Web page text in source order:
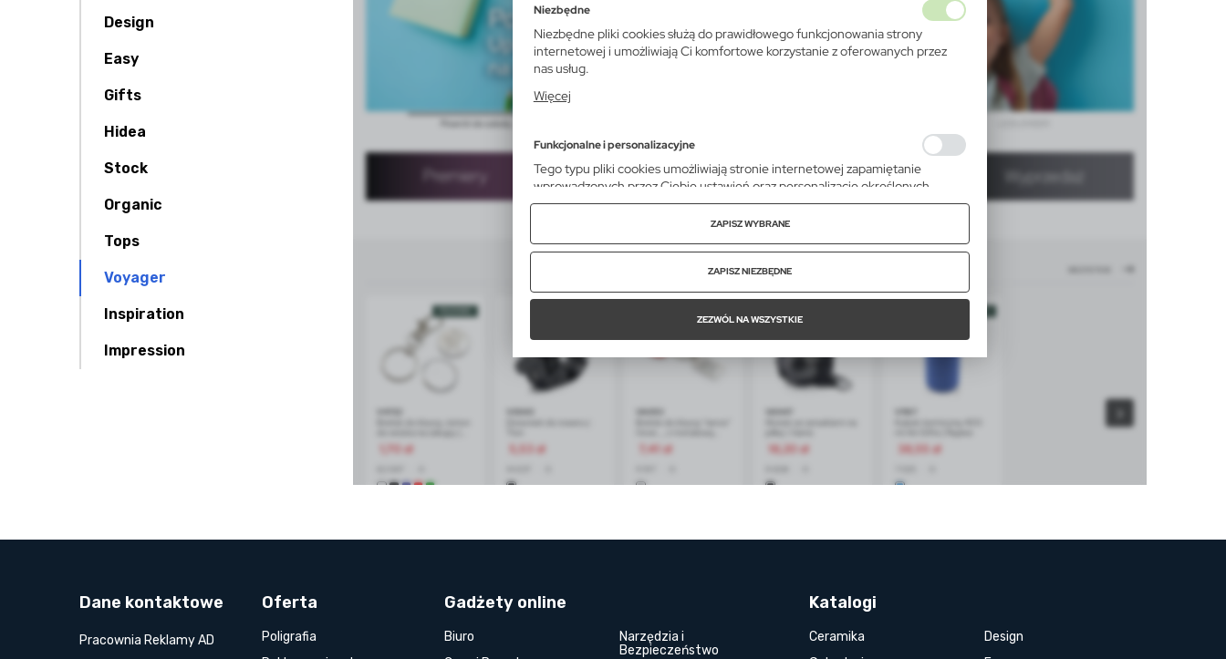
Design
Easy
Gifts
Hidea
Stock
Organic
Tops
Voyager
Inspiration
Impression
Dane kontaktowe
Pracownia Reklamy AD
Oferta
Poligrafia
Gadżety online
Biuro
Narzędzia i
Bezpieczeństwo
Katalogi
Ceramika
Design